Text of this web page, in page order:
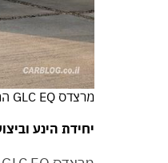
מרצדס GLC EQ החדשה
יחידת הינע